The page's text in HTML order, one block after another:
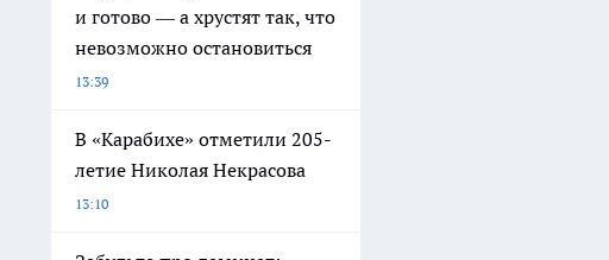
и готово — а хрустят так, что
невозможно остановиться
13:39
В «Карабихе» отметили 205-
летие Николая Некрасова
13:10